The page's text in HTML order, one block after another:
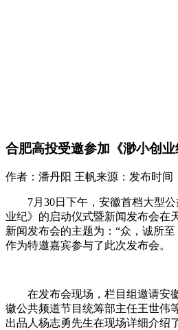
合肥高投受邀参加《渺小创
作者： 潘丹阳 王帆来源： 发布时间
7月30日下午，安徽首档大型
业纪》的启动仪式暨新闻发布会在
新闻发布会的主题为：“众，诚所
作为特邀嘉宾参与了此次发布会。
在发布会现场，栏目组邀请安
徽公共频道节目统筹部主任王世伟
出品人杨志勇先生在现场详细介绍